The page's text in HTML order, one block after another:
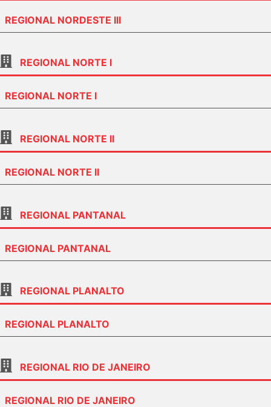
REGIONAL NORDESTE III
REGIONAL NORTE I
REGIONAL NORTE I
REGIONAL NORTE II
REGIONAL NORTE II
REGIONAL PANTANAL
REGIONAL PANTANAL
REGIONAL PLANALTO
REGIONAL PLANALTO
REGIONAL RIO DE JANEIRO
REGIONAL RIO DE JANEIRO